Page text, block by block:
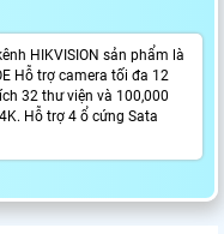
HIKVISION sản phẩm là
Hỗ trợ camera tối đa 12
32 thư viện và 100,000
Hỗ trợ 4 ổ cứng Sata